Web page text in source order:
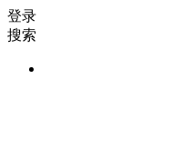
登录
搜索